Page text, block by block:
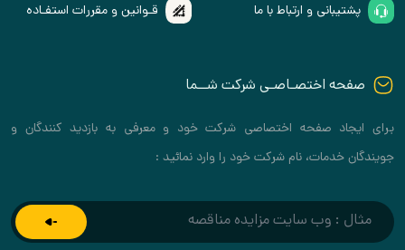
پشتیبانی و ارتباط با ما قـوانین و مقررات استفـاده
صفحه اختصـاصـی شرکت شــما
برای ایجاد صفحه اختصاصی شرکت خود و معرفی به بازدید کنندگان و
جویندگان خدمات، نام شرکت خود را وارد نمائید :